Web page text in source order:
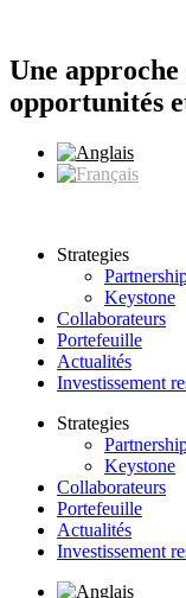
contenu
Une
opportunités
Strategies
Keystone
Collaborateurs
Portefeuille
Actualités
Investissement
Strategies
Keystone
Collaborateurs
Portefeuille
Actualités
Investissement